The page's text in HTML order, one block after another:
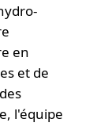
en
et de
l'équipe